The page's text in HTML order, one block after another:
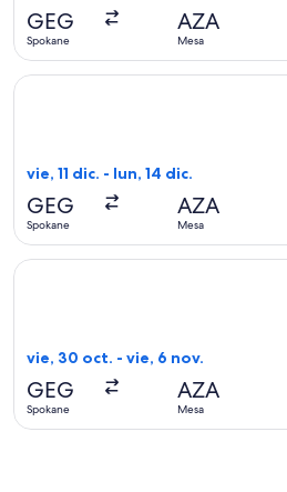
GEG
Spokane
AZA
Mesa
vie, 11 dic. - lun, 14 dic.
GEG
Spokane
AZA
Mesa
Seleccionar vuelo de Allegiant
vie, 30 oct. - vie, 6 nov.
GEG
Spokane
AZA
Mesa
Seleccionar vuelo de Allegiant